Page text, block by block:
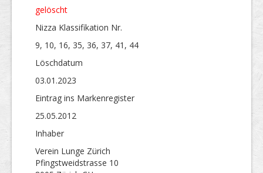
gelöscht
Nizza Klassifikation Nr.
9, 10, 16, 35, 36, 37, 41, 44
Löschdatum
03.01.2023
Eintrag ins Markenregister
25.05.2012
Inhaber
Verein Lunge Zürich
Pfingstweidstrasse 10